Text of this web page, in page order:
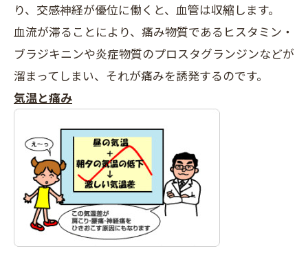
り、交感神経が優位に働くと、血管は収縮します。
血流が滞ることにより、痛み物質であるヒスタミン・
ブラジキニンや炎症物質のプロスタグランジンなどが
溜まってしまい、それが痛みを誘発するのです。
気温と痛み